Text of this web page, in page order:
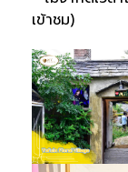
เข้าชม)